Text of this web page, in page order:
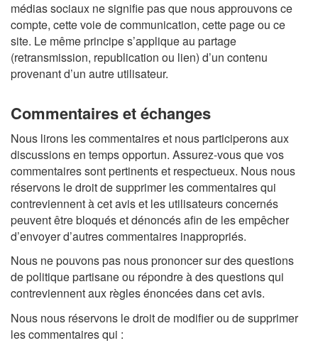
médias sociaux ne signifie pas que nous approuvons ce
compte, cette voie de communication, cette page ou ce
site. Le même principe s’applique au partage
(retransmission, republication ou lien) d’un contenu
provenant d’un autre utilisateur.
Commentaires et échanges
Nous lirons les commentaires et nous participerons aux
discussions en temps opportun. Assurez-vous que vos
commentaires sont pertinents et respectueux. Nous nous
réservons le droit de supprimer les commentaires qui
contreviennent à cet avis et les utilisateurs concernés
peuvent être bloqués et dénoncés afin de les empêcher
d’envoyer d’autres commentaires inappropriés.
Nous ne pouvons pas nous prononcer sur des questions
de politique partisane ou répondre à des questions qui
contreviennent aux règles énoncées dans cet avis.
Nous nous réservons le droit de modifier ou de supprimer
les commentaires qui :